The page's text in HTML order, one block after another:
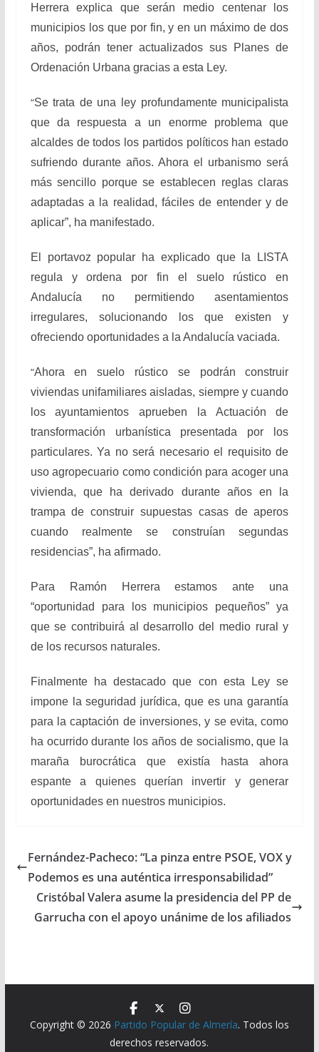
Herrera explica que serán medio centenar los
municipios los que por fin, y en un máximo de dos
años, podrán tener actualizados sus Planes de
Ordenación Urbana gracias a esta Ley.
“Se trata de una ley profundamente municipalista
que da respuesta a un enorme problema que
alcaldes de todos los partidos políticos han estado
sufriendo durante años. Ahora el urbanismo será
más sencillo porque se establecen reglas claras
adaptadas a la realidad, fáciles de entender y de
aplicar”, ha manifestado.
El portavoz popular ha explicado que la LISTA
regula y ordena por fin el suelo rústico en
Andalucía no permitiendo asentamientos
irregulares, solucionando los que existen y
ofreciendo oportunidades a la Andalucía vaciada.
“Ahora en suelo rústico se podrán construir
viviendas unifamiliares aisladas, siempre y cuando
los ayuntamientos aprueben la Actuación de
transformación urbanística presentada por los
particulares. Ya no será necesario el requisito de
uso agropecuario como condición para acoger una
vivienda, que ha derivado durante años en la
trampa de construir supuestas casas de aperos
cuando realmente se construían segundas
residencias”, ha afirmado.
Para Ramón Herrera estamos ante una
“oportunidad para los municipios pequeños” ya
que se contribuirá al desarrollo del medio rural y
de los recursos naturales.
Finalmente ha destacado que con esta Ley se
impone la seguridad jurídica, que es una garantía
para la captación de inversiones, y se evita, como
ha ocurrido durante los años de socialismo, que la
maraña burocrática que existía hasta ahora
espante a quienes querían invertir y generar
oportunidades en nuestros municipios.
Fernández-Pacheco: “La pinza entre PSOE, VOX y
Podemos es una auténtica irresponsabilidad”
Cristóbal Valera asume la presidencia del PP de
Garrucha con el apoyo unánime de los afiliados
Copyright © 2026 Partido Popular de Almería. Todos los
derechos reservados.